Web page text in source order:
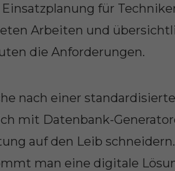
für
Arbeiten und
die Anforderungen.
nach einer
mit Datenbank-
auf den Leib
man eine digitale